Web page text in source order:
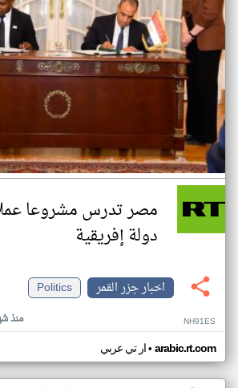
مصر تدرس مشروعا
دولة إفريقية
اخبار جزر القمر
Politics
منذ NH91ES
ار تي عربي• arabic.rt.com